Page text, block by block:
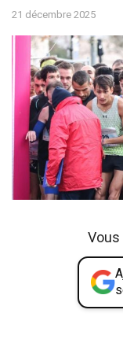
21 décembre 2025